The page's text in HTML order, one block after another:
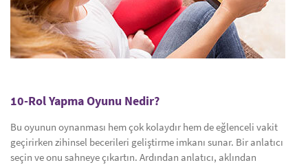
10-Rol Yapma Oyunu Nedir?
Bu oyunun oynanması hem çok kolaydır hem de eğlenceli vakit
geçirirken zihinsel becerileri geliştirme imkanı sunar. Bir anlatıcı
seçin ve onu sahneye çıkartın. Ardından anlatıcı, aklından